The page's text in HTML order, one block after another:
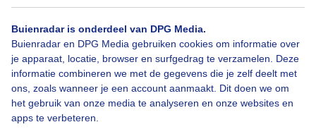
Buienradar is onderdeel van DPG Media.
Buienradar en DPG Media gebruiken cookies om informatie over
je apparaat, locatie, browser en surfgedrag te verzamelen. Deze
informatie combineren we met de gegevens die je zelf deelt met
ons, zoals wanneer je een account aanmaakt. Dit doen we om
het gebruik van onze media te analyseren en onze websites en
apps te verbeteren.
Bekijk slideshow